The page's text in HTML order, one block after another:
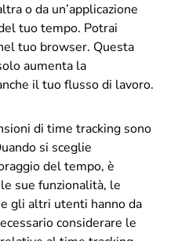
o da un’applicazione
tuo tempo. Potrai
tuo browser. Questa
aumenta la
il tuo flusso di lavoro.
di time tracking sono
si sceglie
del tempo, è
sue funzionalità, le
gli altri utenti hanno da
considerare le